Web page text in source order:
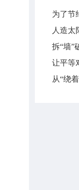
为了节
让平等